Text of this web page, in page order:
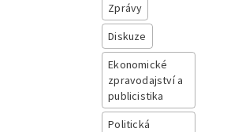
Zprávy
Diskuze
Ekonomické
zpravodajství a
publicistika
Politická